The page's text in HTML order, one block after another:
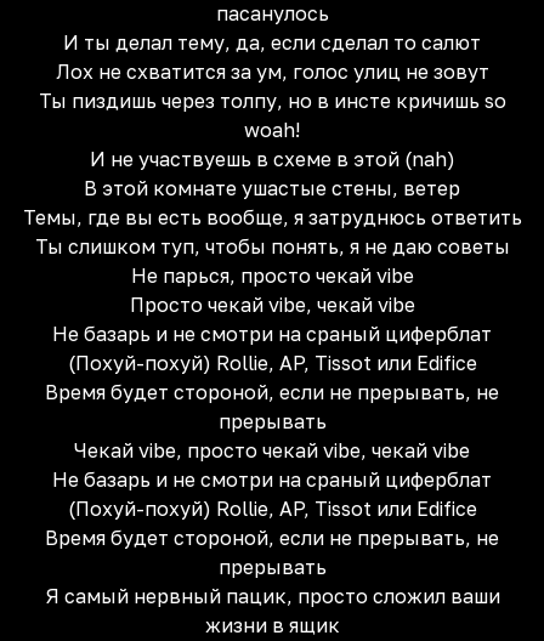
пасанулось
И ты делал тему, да, если сделал то салют
Лох не схватится за ум, голос улиц не зовут
Ты пиздишь через толпу, но в инсте кричишь so
woah!
И не участвуешь в схеме в этой (nah)
В этой комнате ушастые стены, ветер
Темы, где вы есть вообще, я затруднюсь ответить
Ты слишком туп, чтобы понять, я не даю советы
Не парься, просто чекай vibe
Просто чекай vibe, чекай vibe
Не базарь и не смотри на сраный циферблат
(Похуй-похуй) Rollie, AP, Tissot или Edifice
Время будет стороной, если не прерывать, не
прерывать
Чекай vibe, просто чекай vibe, чекай vibe
Не базарь и не смотри на сраный циферблат
(Похуй-похуй) Rollie, AP, Tissot или Edifice
Время будет стороной, если не прерывать, не
прерывать
Я самый нервный пацик, просто сложил ваши
жизни в ящик